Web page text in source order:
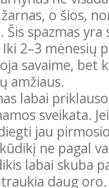
o šios,
Šis spazmas
2–3 mėnesių
savaime, bet
amžiaus.
labai
sveikata.
jau
ne pagal
labai skuba
daug